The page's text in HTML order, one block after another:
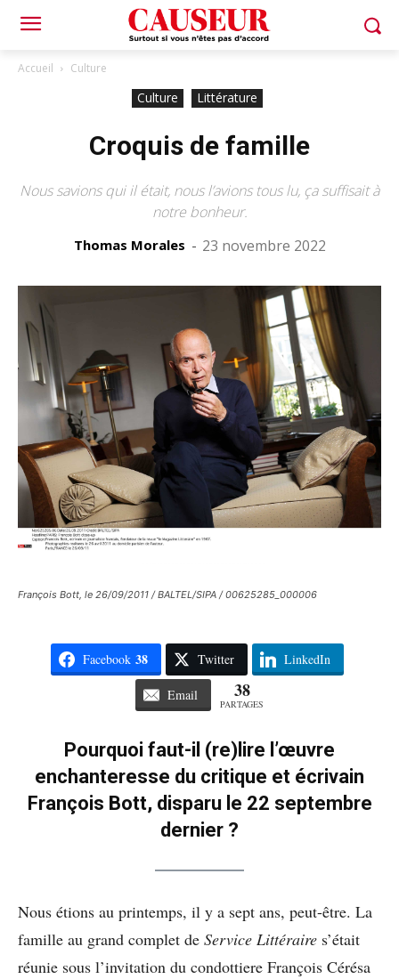
Accueil Culture
Culture Littérature
Croquis de famille
Nous savions qui il était, nous l’avions tous lu, ça suffisait à
notre bonheur.
Thomas Morales - 23 novembre 2022
François Bott, le 26/09/2011 / BALTEL/SIPA / 00625285_000006
Facebook 38 Twitter LinkedIn
Email 38
PARTAGES
Pourquoi faut-il (re)lire l’œuvre
enchanteresse du critique et écrivain
François Bott, disparu le 22 septembre
dernier ?
Nous étions au printemps, il y a sept ans, peut-être. La
famille au grand complet de Service Littéraire s’était
réunie sous l’invitation du condottiere François Cérésa